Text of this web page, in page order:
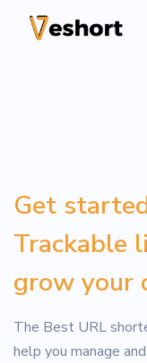
Get
Trackable
grow your
The Best URL
help you manage